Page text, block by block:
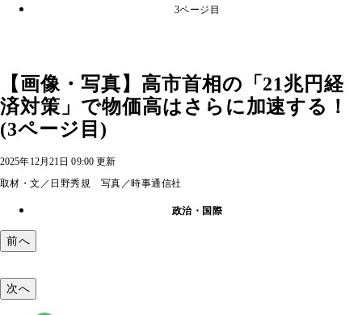
3ページ目
【画像・写真】高市首相の「21兆円経
済対策」で物価高はさらに加速する！
(3ページ目)
2025年12月21日 09:00 更新
取材・文／日野秀規 写真／時事通信社
政治・国際
前へ
次へ